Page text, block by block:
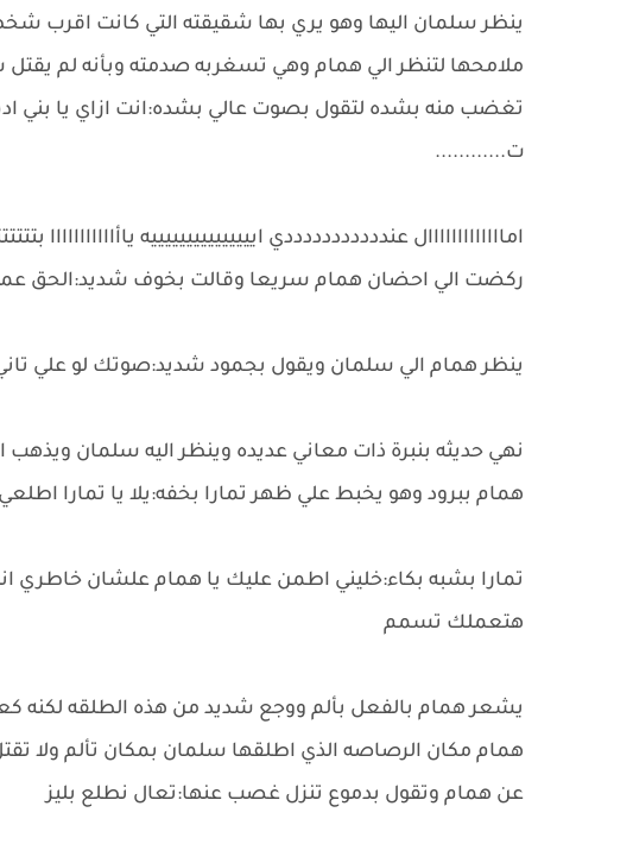
ينظر سلمان اليها وهو يري بها شقيقته التي كانت اقرب
ملامحها لتنظر الي همام وهي تسغربه صدمته وبأنه لم يقتل
تغضب منه بشده لتقول بصوت عالي بشده:انت ازاي يا بني
ت............
امااااااااااااال عندددددددددددي ايييييييييييييييه
ركضت الي احضان همام سريعا وقالت بخوف شديد:الحق عمو
ينظر همام الي سلمان ويقول بجمود شديد:صوتك لو علي
نهي حديثه بنبرة ذات معاني عديده وينظر اليه سلمان
همام ببرود وهو يخبط علي ظهر تمارا بخفه:يلا يا تمارا
تمارا بشبه بكاء:خليني اطمن عليك يا همام علشان خاطري
هتعملك تسمم
يشعر همام بالفعل بألم ووجع شديد من هذه الطلقه لكنه
همام مكان الرصاصه الذي اطلقها سلمان بمكان تألم ولا
عن همام وتقول بدموع تنزل غصب عنها:تعال نطلع بليز